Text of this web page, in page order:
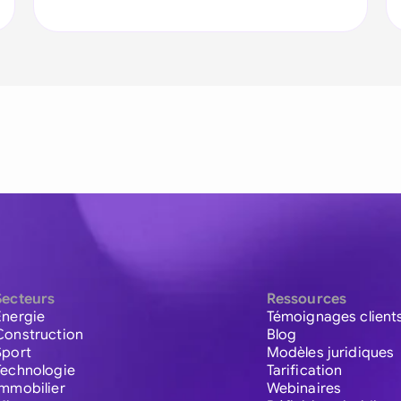
Ressources
Témoignages
Blog
Modèles juridiques
Tarification
Webinaires